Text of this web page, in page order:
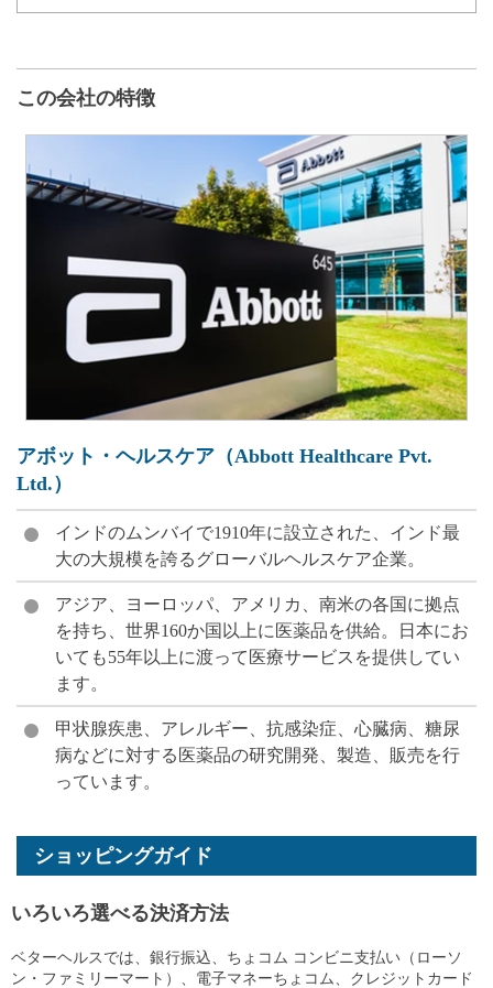
この会社の特徴
アボット・ヘルスケア（Abbott Healthcare Pvt.
Ltd.）
インドのムンバイで1910年に設立された、インド最
大の大規模を誇るグローバルヘルスケア企業。
アジア、ヨーロッパ、アメリカ、南米の各国に拠点
を持ち、世界160か国以上に医薬品を供給。日本にお
いても55年以上に渡って医療サービスを提供してい
ます。
甲状腺疾患、アレルギー、抗感染症、心臓病、糖尿
病などに対する医薬品の研究開発、製造、販売を行
っています。
ショッピングガイド
いろいろ選べる決済方法
ベターヘルスでは、銀行振込、ちょコム コンビニ支払い（ローソ
ン・ファミリーマート）、電子マネーちょコム、クレジットカード